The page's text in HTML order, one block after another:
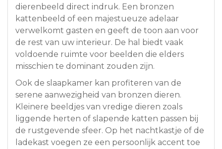
dierenbeeld direct indruk. Een bronzen
kattenbeeld of een majestueuze adelaar
verwelkomt gasten en geeft de toon aan voor
de rest van uw interieur. De hal biedt vaak
voldoende ruimte voor beelden die elders
misschien te dominant zouden zijn.
Ook de slaapkamer kan profiteren van de
serene aanwezigheid van bronzen dieren.
Kleinere beeldjes van vredige dieren zoals
liggende herten of slapende katten passen bij
de rustgevende sfeer. Op het nachtkastje of de
ladekast voegen ze een persoonlijk accent toe